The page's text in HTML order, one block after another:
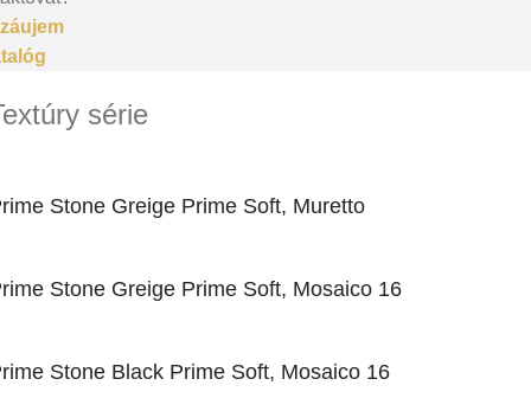
série
Stone Greige Prime Soft, Muretto
Stone Greige Prime Soft, Mosaico 16
Stone Black Prime Soft, Mosaico 16